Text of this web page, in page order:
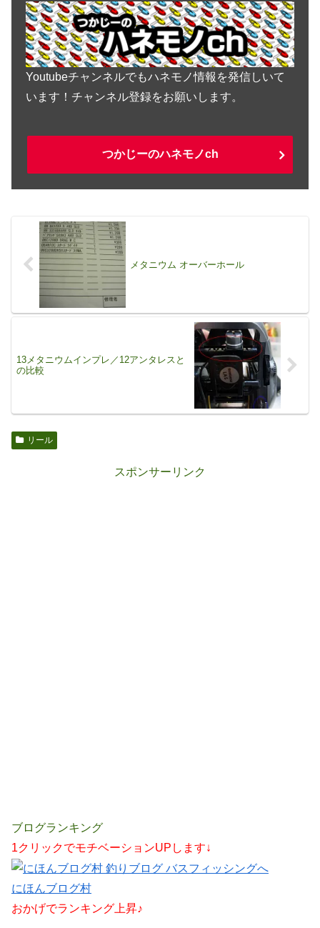
Youtubeチャンネルでもハネモノ情報を発信しいて
います！チャンネル登録をお願いします。
つかじーのハネモノch
メタニウム オーバーホール
13メタニウムインプレ／12アンタレスと
の比較
リール
スポンサーリンク
ブログランキング
1クリックでモチベーションUPします↓
にほんブログ村
おかげでランキング上昇♪